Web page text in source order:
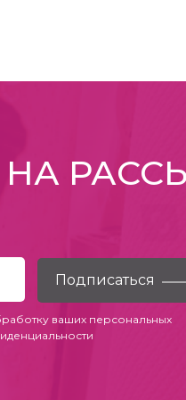
ваших персональных